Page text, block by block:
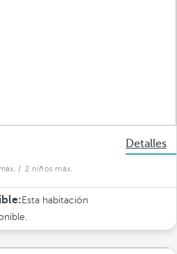
Detalles
/ 2 niños máx.
Esta habitación